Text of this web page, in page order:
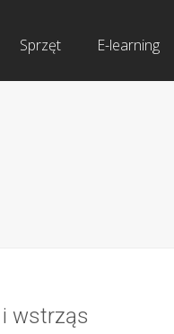
Sprzęt E-learning
i wstrząs